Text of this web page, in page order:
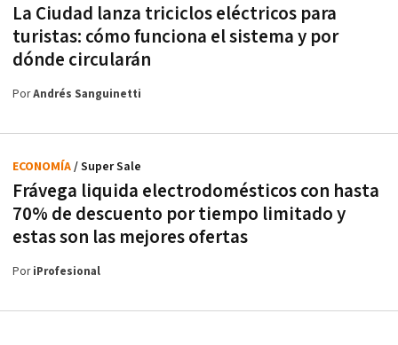
La Ciudad lanza triciclos eléctricos para
turistas: cómo funciona el sistema y por
dónde circularán
PorAndrés Sanguinetti
Frávega liquida electrodomésticos con hasta
70% de descuento por tiempo limitado y
estas son las mejores ofertas
ECONOMÍA/ Super Sale
PoriProfesional